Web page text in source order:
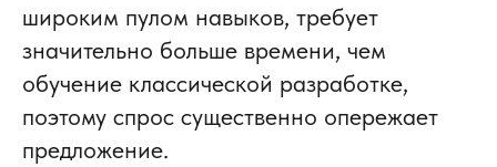
широким пулом навыков, требует
значительно больше времени, чем
обучение классической разработке,
поэтому спрос существенно опережает
предложение.